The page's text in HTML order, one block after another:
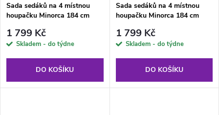
Sada sedáků na 4 místnou
houpačku Minorca 184 cm
1 799 Kč
Skladem - do týdne
DO KOŠÍKU
Sada sedáků na 4 místnou
houpačku Minorca 184 cm
1 799 Kč
Skladem - do týdne
DO KOŠÍKU